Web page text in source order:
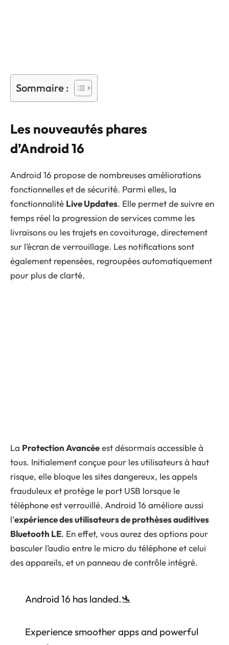
Sommaire :
Les nouveautés phares
d’Android 16
Android 16 propose de nombreuses améliorations
fonctionnelles et de sécurité. Parmi elles, la
fonctionnalité Live Updates. Elle permet de suivre en
temps réel la progression de services comme les
livraisons ou les trajets en covoiturage, directement
sur l’écran de verrouillage. Les notifications sont
également repensées, regroupées automatiquement
pour plus de clarté.
La Protection Avancéeest désormais accessible à
tous. Initialement conçue pour les utilisateurs à haut
risque, elle bloque les sites dangereux, les appels
frauduleux et protège le port USB lorsque le
téléphone est verrouillé. Android 16 améliore aussi
l’expérience des utilisateurs de prothèses auditives
Bluetooth LE. En effet, vous aurez des options pour
basculer l’audio entre le micro du téléphone et celui
des appareils, et un panneau de contrôle intégré.
Android 16 has landed.🛬
Experience smoother apps and powerful